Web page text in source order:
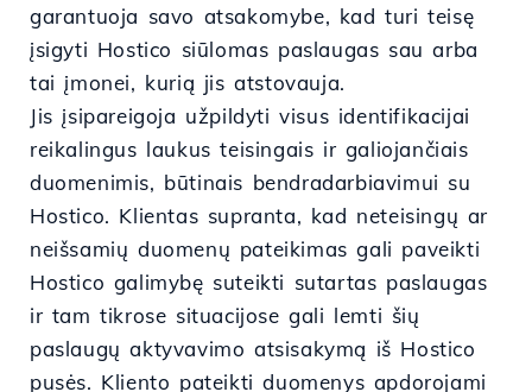
garantuoja savo atsakomybe, kad turi teisę
įsigyti Hostico siūlomas paslaugas sau arba
tai įmonei, kurią jis atstovauja.
Jis įsipareigoja užpildyti visus identifikacijai
reikalingus laukus teisingais ir galiojančiais
duomenimis, būtinais bendradarbiavimui su
Hostico. Klientas supranta, kad neteisingų ar
neišsamių duomenų pateikimas gali paveikti
Hostico galimybę suteikti sutartas paslaugas
ir tam tikrose situacijose gali lemti šių
paslaugų aktyvavimo atsisakymą iš Hostico
pusės. Kliento pateikti duomenys apdorojami